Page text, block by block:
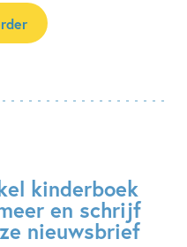
kinderboek
en schrijf
nieuwsbrief